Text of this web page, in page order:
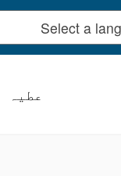
عطیہ